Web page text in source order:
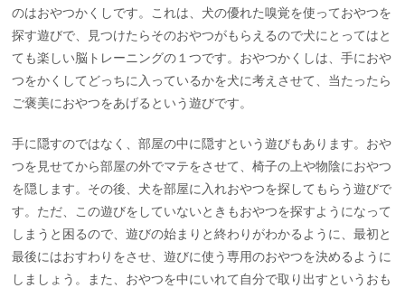
のはおやつかくしです。これは、犬の優れた嗅覚を使っておやつを
探す遊びで、見つけたらそのおやつがもらえるので犬にとってはと
ても楽しい脳トレーニングの１つです。おやつかくしは、手におや
つをかくしてどっちに入っているかを犬に考えさせて、当たったら
ご褒美におやつをあげるという遊びです。
手に隠すのではなく、部屋の中に隠すという遊びもあります。おや
つを見せてから部屋の外でマテをさせて、椅子の上や物陰におやつ
を隠します。その後、犬を部屋に入れおやつを探してもらう遊びで
す。ただ、この遊びをしていないときもおやつを探すようになって
しまうと困るので、遊びの始まりと終わりがわかるように、最初と
最後にはおすわりをさせ、遊びに使う専用のおやつを決めるように
しましょう。また、おやつを中にいれて自分で取り出すというおも